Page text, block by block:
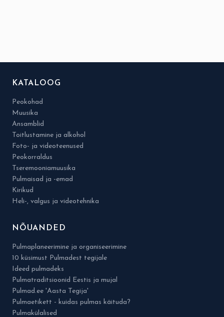
KATALOOG
Peokohad
Muusika
Ansamblid
Toitlustamine ja alkohol
Foto- ja videoteenused
Peokorraldus
Tseremooniamuusika
Pulmaisad ja -emad
Kirikud
Heli-, valgus ja videotehnika
NÕUANDED
Pulmaplaneerimine ja organiseerimine
10 küsimust Pulmadest tegijale
Ideed pulmadeks
Pulmatraditsioonid Eestis ja mujal
Pulmad.ee 'Aasta Tegija'
Pulmaetikett - kuidas pulmas käituda?
Pulmakülalised